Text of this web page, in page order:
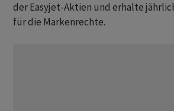
der Easyjet-Aktien und erhalte
für die Markenrechte.